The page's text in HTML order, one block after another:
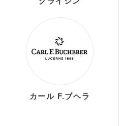
カール F.ブヘラ